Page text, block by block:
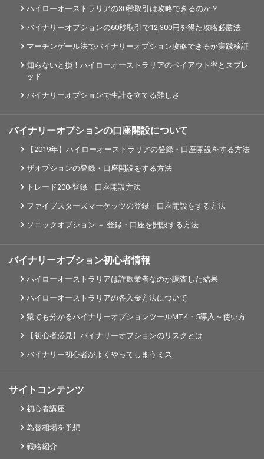
ハイローオーストラリアの30秒取引は攻略できるのか？
バイナリーオプションの60秒取引で12,300円を得た攻略必勝法
マーチンゲール法でバイナリーオプション攻略できるか実践検証
知らないと損！ハイローオーストラリアのペイアウト率とスプレ
ッド
バイナリーオプションで生計を立てる難しさ
バイナリーオプションの口座開設について
【2019年】ハイローオーストラリアの登録・口座開設をする方法
ザオプションの登録・口座開設をする方法
トレード200-登録・口座開設方法
ファイブスターズマーケッツの登録・口座開設をする方法
ソニックオプション － 登録・口座を開設する方法
バイナリーオプション初心者情報
ハイローオーストラリアは詐欺業者なのか調査した結果
ハイローオーストラリアの各入金方法について
猿でも分かるバイナリーオプションツールMT4・5導入～使い方
【初心者必見】バイナリーオプションのリスクとは
バイナリー初心者がよくやってしまうミス
サイトコンテンツ
初心者講座
為替相場を予想
戦略紹介